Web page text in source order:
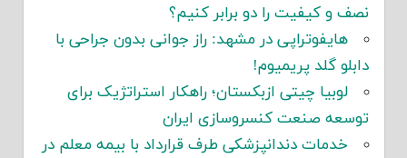
نصف و کیفیت را دو برابر کنیم؟
هایفوتراپی در مشهد: راز جوانی بدون جراحی با
دابلو گلد پریمیوم!
لوبیا چیتی ازبکستان؛ راهکار استراتژیک برای
توسعه صنعت کنسروسازی ایران
خدمات دندانپزشکی طرف قرارداد با بیمه معلم در